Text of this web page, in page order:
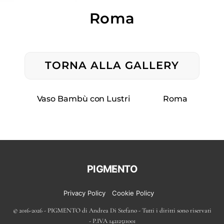
Roma
TORNA ALLA GALLERY
Vaso Bambù con Lustri Roma
Back
To
PIGMENTO
Privacy Policy Cookie Policy
© 2016-2026 - PIGMENTO di Andrea Di Stefano - Tutti i diritti sono riservati
- P.IVA 14212511001